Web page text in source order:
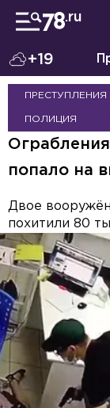
+19
ПРЕСТУПЛЕНИЯ
ПОЛИЦИЯ
попало на
Двое
похитили 80